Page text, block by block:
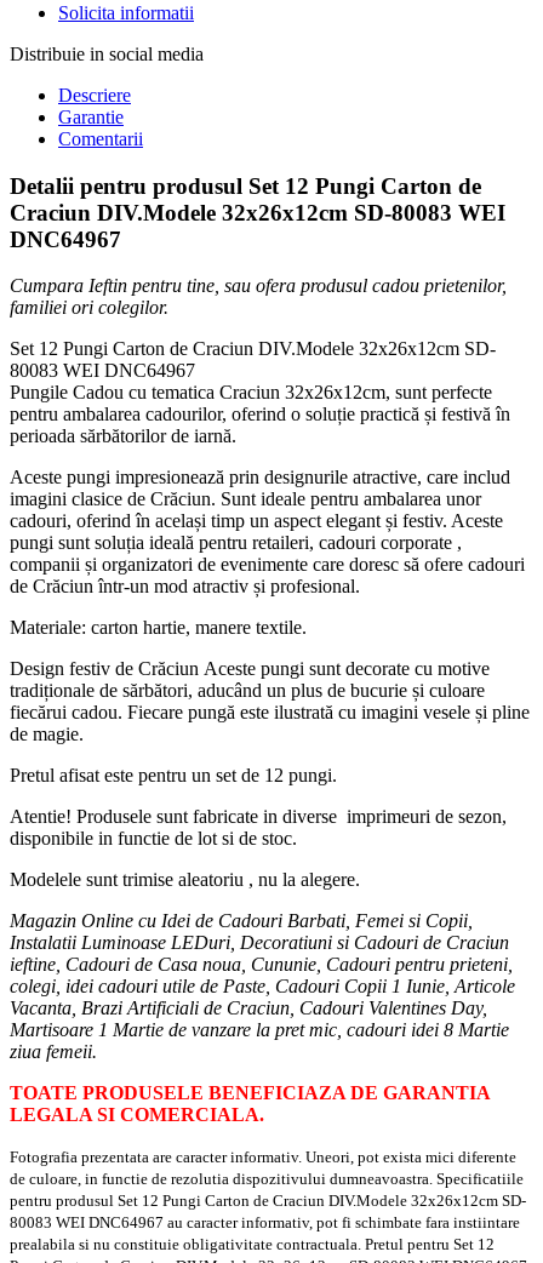
Solicita informatii
Distribuie in social media
Descriere
Garantie
Comentarii
Detalii pentru produsul Set 12 Pungi Carton de
Craciun DIV.Modele 32x26x12cm SD-80083 WEI
DNC64967
Cumpara Ieftin pentru tine, sau ofera produsul cadou prietenilor,
familiei ori colegilor.
Set 12 Pungi Carton de Craciun DIV.Modele 32x26x12cm SD-
80083 WEI DNC64967
Pungile Cadou cu tematica Craciun 32x26x12cm, sunt perfecte
pentru ambalarea cadourilor, oferind o soluție practică și festivă în
perioada sărbătorilor de iarnă.
Aceste pungi impresionează prin designurile atractive, care includ
imagini clasice de Crăciun. Sunt ideale pentru ambalarea unor
cadouri, oferind în același timp un aspect elegant și festiv. Aceste
pungi sunt soluția ideală pentru retaileri, cadouri corporate ,
companii și organizatori de evenimente care doresc să ofere cadouri
de Crăciun într-un mod atractiv și profesional.
Materiale: carton hartie, manere textile.
Design festiv de Crăciun Aceste pungi sunt decorate cu motive
tradiționale de sărbători, aducând un plus de bucurie și culoare
fiecărui cadou. Fiecare pungă este ilustrată cu imagini vesele și pline
de magie.
Pretul afisat este pentru un set de 12 pungi.
Atentie! Produsele sunt fabricate in diverse imprimeuri de sezon,
disponibile in functie de lot si de stoc.
Modelele sunt trimise aleatoriu , nu la alegere.
Magazin Online cu Idei de Cadouri Barbati, Femei si Copii,
Instalatii Luminoase LEDuri, Decoratiuni si Cadouri de Craciun
ieftine, Cadouri de Casa noua, Cununie, Cadouri pentru prieteni,
colegi, idei cadouri utile de Paste, Cadouri Copii 1 Iunie, Articole
Vacanta, Brazi Artificiali de Craciun, Cadouri Valentines Day,
Martisoare 1 Martie de vanzare la pret mic, cadouri idei 8 Martie
ziua femeii.
TOATE PRODUSELE BENEFICIAZA DE GARANTIA
LEGALA SI COMERCIALA.
Fotografia prezentata are caracter informativ. Uneori, pot exista mici diferente
de culoare, in functie de rezolutia dispozitivului dumneavoastra. Specificatiile
pentru produsul Set 12 Pungi Carton de Craciun DIV.Modele 32x26x12cm SD-
80083 WEI DNC64967 au caracter informativ, pot fi schimbate fara instiintare
prealabila si nu constituie obligativitate contractuala. Pretul pentru Set 12